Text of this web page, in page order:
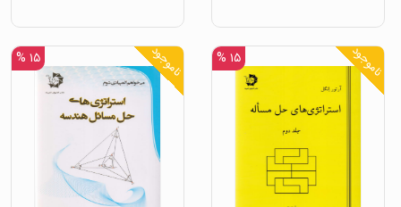
ناموجود ۱۵ % ناموجود ۱۵ %